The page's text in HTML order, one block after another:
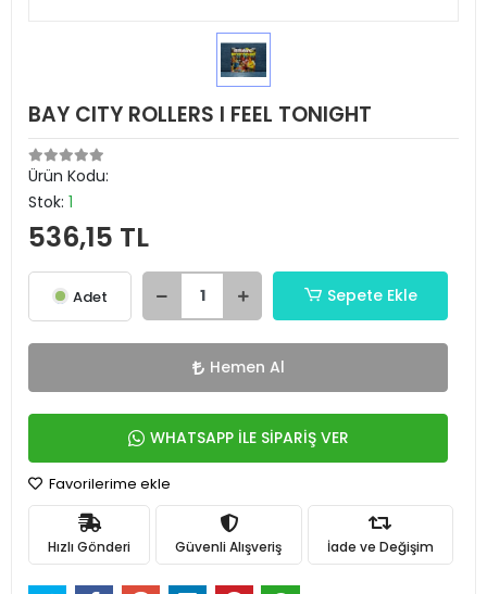
BAY CITY ROLLERS I FEEL TONIGHT
Ürün Kodu:
Stok: 1
536,15 TL
Adet Sepete Ekle
Hemen Al
WHATSAPP İLE SİPARİŞ VER
Favorilerime ekle
Hızlı Gönderi Güvenli Alışveriş İade ve Değişim